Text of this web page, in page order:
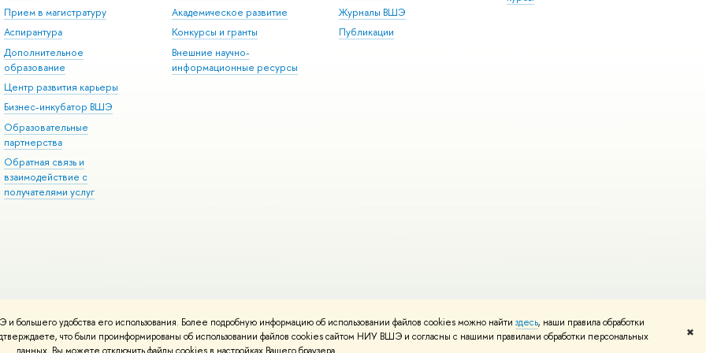
удобства его использования. Более подробную информацию об использовании файлов cookies можно найти здесь, наши правила обработки
что были проинформированы об использовании файлов cookies сайтом НИУ ВШЭ и согласны с нашими правилами обработки персональных
✖
Прием в магистратуру
Аспирантура
Дополнительное
образование
Центр развития карьеры
Бизнес-инкубатор ВШЭ
Образовательные
партнерства
Обратная связь и
взаимодействие с
получателями услуг
Академическое развитие
Конкурсы и гранты
Внешние научно-
информационные ресурсы
Журналы ВШЭ
Публикации
Редактору
Условия использования материалов Политика конфиденциальности Карта сайта
вШколе дизайна НИУ ВШЭ